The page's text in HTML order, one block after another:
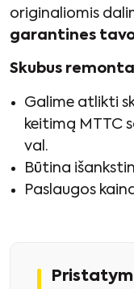
originaliomis
garantines
Skubus
Galime atlikti
keitimą MTTC
val.
Būtina
Paslaugos